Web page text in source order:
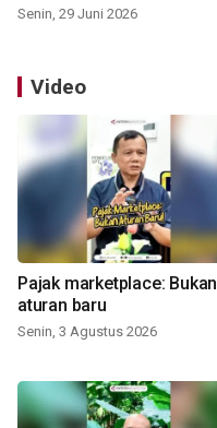
Senin, 29 Juni 2026
Video
Pajak marketplace: Bukan
aturan baru
Senin, 3 Agustus 2026